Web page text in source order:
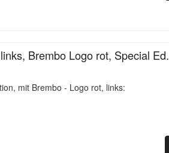
Brembo Logo rot, Special Ed.
mit Brembo - Logo rot, links: